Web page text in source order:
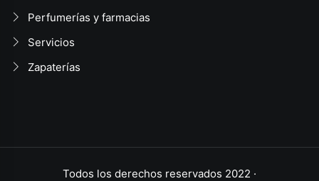
Perfumerías y farmacias
Servicios
Zapaterías
Todos los derechos reservados 2022 ·